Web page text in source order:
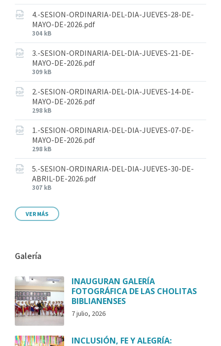
4.-SESION-ORDINARIA-DEL-DIA-JUEVES-28-DE-
MAYO-DE-2026.pdf
304 kB
3.-SESION-ORDINARIA-DEL-DIA-JUEVES-21-DE-
MAYO-DE-2026.pdf
309 kB
2.-SESION-ORDINARIA-DEL-DIA-JUEVES-14-DE-
MAYO-DE-2026.pdf
298 kB
1.-SESION-ORDINARIA-DEL-DIA-JUEVES-07-DE-
MAYO-DE-2026.pdf
298 kB
5.-SESION-ORDINARIA-DEL-DIA-JUEVES-30-DE-
ABRIL-DE-2026.pdf
307 kB
VER MÁS
Galería
INAUGURAN GALERÍA
FOTOGRÁFICA DE LAS CHOLITAS
BIBLIANENSES
7 julio, 2026
INCLUSIÓN, FE Y ALEGRÍA: